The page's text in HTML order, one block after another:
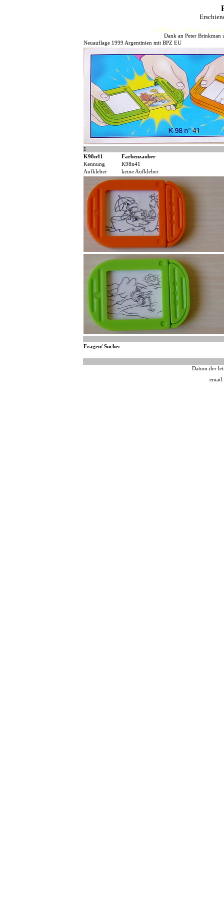
HJFHenze - Helmut´s
Dank an Peter
Neuauflage 1999 Argentinien mit BPZ EU
1
K98n41
Farbenzauber
Kennung
K98n41
Aufkleber
keine Aufkleber
Fragen/ Suche:
Datum der